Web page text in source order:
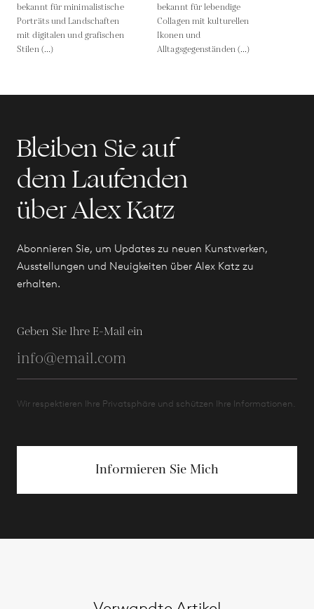
bekannt für minimalistische
Porträts und Landschaften
mit digitalen und grafischen
Stilen (...)
bekannt für lebendige
Collagen mit kulturellen
Ikonen und
Alltagsgegenständen (...)
Bleiben Sie auf
dem Laufenden
über Alex Katz
Abonnieren Sie, um Updates zu neuen Kunstwerken,
Ausstellungen und Neuigkeiten über Alex Katz zu
erhalten.
Geben Sie Ihre E-Mail ein
Wir respektieren Ihre Privatsphäre und schützen Ihre Informationen.
Informieren Sie Mich